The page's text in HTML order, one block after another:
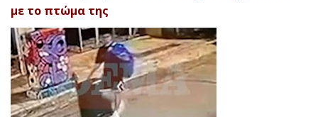
με το πτώμα της